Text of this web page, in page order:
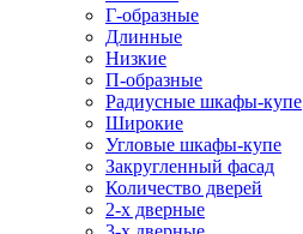
Г-образные
Длинные
Низкие
П-образные
Радиусные шкафы-купе
Широкие
Угловые шкафы-купе
Закругленный фасад
Количество дверей
2-х дверные